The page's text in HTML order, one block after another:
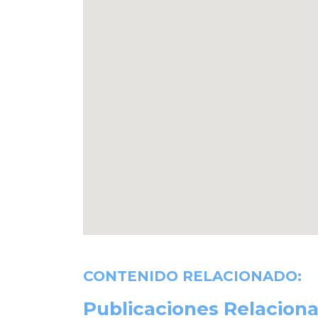
CONTENIDO RELACIONADO:
Publicaciones